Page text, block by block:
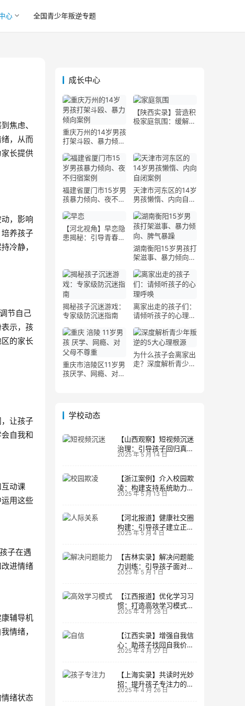
心 全国青少年叛逆专题
焦虑、
，从而
长提供
，影响
养孩子
冷静，
节自己
示，孩
的家长
让孩子
自我和
动课
用这些
子在遇
进情绪
辅导机
情绪，
绪状态
成长中心
重庆万州的14岁男孩
打架斗殴、暴力倾向
【陕西实录】营造积
极家庭氛围：缓解孩
福建省厦门市15岁男
孩暴力倾向、夜不归
天津市河东区的14岁
男孩懒惰、内向自闭
【河北视角】早恋隐
患揭秘：引导青春期
湖南衡阳15岁男孩打
架滋事、暴力倾向案
揭秘孩子沉迷游戏：
专家级防沉迷指南
离家出走的孩子们：
请倾听孩子的心理呼
重庆市涪陵区11岁男
孩厌学、网瘾、对父
为什么孩子会离家出
走？深度解析青少年
学校动态
【山西观察】短视频沉迷
治理：引导孩子回归真实
生活
2025 年 5 月 14 日
【浙江案例】介入校园欺
凌：构建支持系统助力孩
子成长
2025 年 5 月 13 日
【河北报道】健康社交圈
构建：引导孩子建立正向
人际关系
2025 年 5 月 4 日
【吉林实录】解决问题能
力训练：引导孩子面对主
动挑战
2025 年 5 月 1 日
【江西报道】优化学习习
惯：打造高效学习模式的
实用技巧
2025 年 4 月 28 日
【江西实录】增强自我信
心：助孩子找回自我价值
的策略
2025 年 4 月 27 日
【上海实录】共读时光妙
招：提升孩子专注力的阅
读策略
2025 年 4 月 26 日